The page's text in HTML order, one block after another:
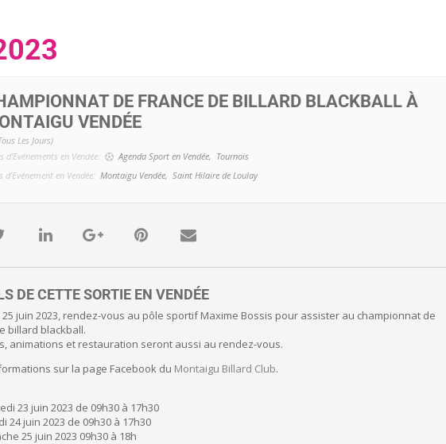
DE FRANCE DE BILLARD BLACKBALL À
VENDÉE
Les Jours)
d'Evénements en Vendée:
Agenda Sport en Vendée, Tournois
d'Evénement en Vendée: Montaigu Vendée, Saint Hilaire de Loulay
DE CETTE SORTIE EN VENDÉE
25 juin 2023, rendez-vous au pôle sportif Maxime Bossis pour assister au championnat de
billard blackball.
animations et restauration seront aussi au rendez-vous.
sur la page Facebook du Montaigu Billard Club.
23 juin 2023 de 09h30 à 17h30
24 juin 2023 de 09h30 à 17h30
25 juin 2023 09h30 à 18h